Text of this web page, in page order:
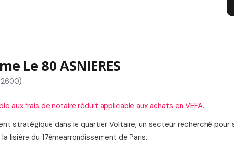
Le 80 ASNIERES
aux frais de notaire réduit applicable aux achats en VEFA.
stratégique dans le quartier Voltaire, un secteur recherché pour
lisière du 17èmearrondissement de Paris.